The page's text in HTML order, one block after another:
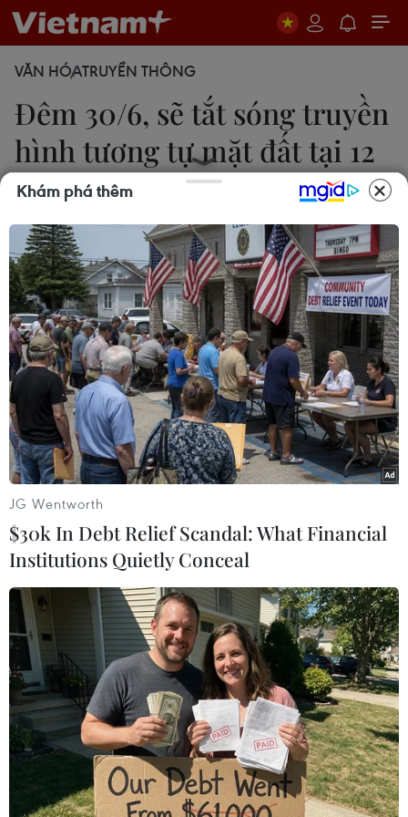
VĂN HÓATRUYỀN THÔNG
Đêm 30/6, sẽ tắt sóng truyền
hình tương tự mặt đất tại 12
tỉnh
Ng.Bích
30/06/2019 02:09
Theo Cục Tần số vô tuyến điện, từ 24 giờ đêm
30/6/2019, 12 tỉnh thuộc nhóm 3 của Đề án Số
hóa truyền hình mặt đất sẽ ngừng phát sóng kênh
truyền hình tương tự mặt đất (truyền hình analog-
analog tivi)
(Nguồn: Vietnam+)
Theo Cục Tần số vô tuyến điện (Bộ Thông tin và
Truyền thông), từ 24 giờ đêm 30/6/2019, 12 tỉnh
thuộc nhóm 3 của Đề án Số hóa truyền hình mặt
đất (Thanh Hóa, Nghệ An, Hà Tĩnh, Quảng Bình,
Khám phá thêm
JG Wentworth
$30k In Debt Relief Scandal: What Financial
Institutions Quietly Conceal